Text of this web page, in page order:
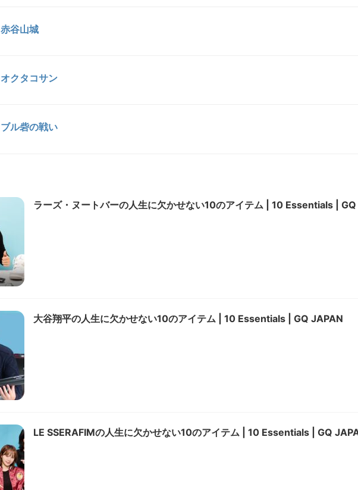
赤谷山城
オクタコサン
ブル砦の戦い
ラーズ・ヌートバーの人生に欠かせない10のアイテム | 10 Essentials |
大谷翔平の人生に欠かせない10のアイテム | 10 Essentials | GQ JAPAN
LE SSERAFIMの人生に欠かせない10のアイテム | 10 Essentials | GQ